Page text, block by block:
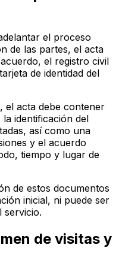
el proceso
de las partes, el acta
el registro civil
de identidad del
el acta debe contener
identificación del
así como una
y el acuerdo
tiempo y lugar de
de estos documentos
inicial, ni puede ser
servicio.
de visitas y